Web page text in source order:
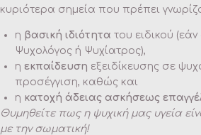
κυριότερα σημεία που πρέπει
η βασική ιδιότητα του ειδικού (εάν
Ψυχολόγος ή Ψυχίατρος),
η εκπαίδευση εξειδίκευσης σε
προσέγγιση, καθώς και
η κατοχή άδειας ασκήσεως
Θυμηθείτε πως η ψυχική μας υγεία
με την σωματική!